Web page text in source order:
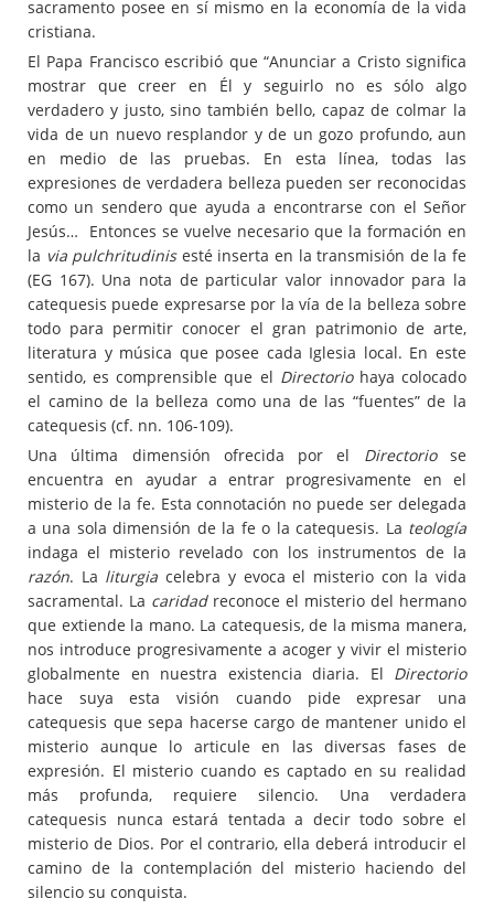
sacramento posee en sí mismo en la economía de la vida
cristiana.
El Papa Francisco escribió que “Anunciar a Cristo significa
mostrar que creer en Él y seguirlo no es sólo algo
verdadero y justo, sino también bello, capaz de colmar la
vida de un nuevo resplandor y de un gozo profundo, aun
en medio de las pruebas. En esta línea, todas las
expresiones de verdadera belleza pueden ser reconocidas
como un sendero que ayuda a encontrarse con el Señor
Jesús… Entonces se vuelve necesario que la formación en
la via pulchritudinisesté inserta en la transmisión de la fe
(EG 167). Una nota de particular valor innovador para la
catequesis puede expresarse por la vía de la belleza sobre
todo para permitir conocer el gran patrimonio de arte,
literatura y música que posee cada Iglesia local. En este
sentido, es comprensible que el Directoriohaya colocado
el camino de la belleza como una de las “fuentes” de la
catequesis (cf. nn. 106-109).
Una última dimensión ofrecida por el Directoriose
encuentra en ayudar a entrar progresivamente en el
misterio de la fe. Esta connotación no puede ser delegada
a una sola dimensión de la fe o la catequesis. La teología
indaga el misterio revelado con los instrumentos de la
razón. La liturgia celebra y evoca el misterio con la vida
sacramental. La caridadreconoce el misterio del hermano
que extiende la mano. La catequesis, de la misma manera,
nos introduce progresivamente a acoger y vivir el misterio
globalmente en nuestra existencia diaria. El Directorio
hace suya esta visión cuando pide expresar una
catequesis que sepa hacerse cargo de mantener unido el
misterio aunque lo articule en las diversas fases de
expresión. El misterio cuando es captado en su realidad
más profunda, requiere silencio. Una verdadera
catequesis nunca estará tentada a decir todo sobre el
misterio de Dios. Por el contrario, ella deberá introducir el
camino de la contemplación del misterio haciendo del
silencio su conquista.